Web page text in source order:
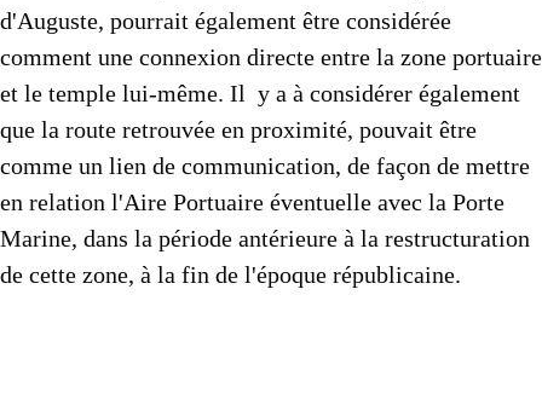
d'Auguste, pourrait également être considérée
comment une connexion directe entre la zone portuaire
et le temple lui-même. Il y a à considérer également
que la route retrouvée en proximité, pouvait être
comme un lien de communication, de façon de mettre
en relation l'Aire Portuaire éventuelle avec la Porte
Marine, dans la période antérieure à la restructuration
de cette zone, à la fin de l'époque républicaine.